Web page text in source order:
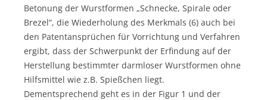
Betonung der Wurstformen „Schnecke, Spirale oder
Brezel“, die Wiederholung des Merkmals (6) auch bei
den Patentansprüchen für Vorrichtung und Verfahren
ergibt, dass der Schwerpunkt der Erfindung auf der
Herstellung bestimmter darmloser Wurstformen ohne
Hilfsmittel wie z.B. Spießchen liegt.
Dementsprechend geht es in der Figur 1 und der